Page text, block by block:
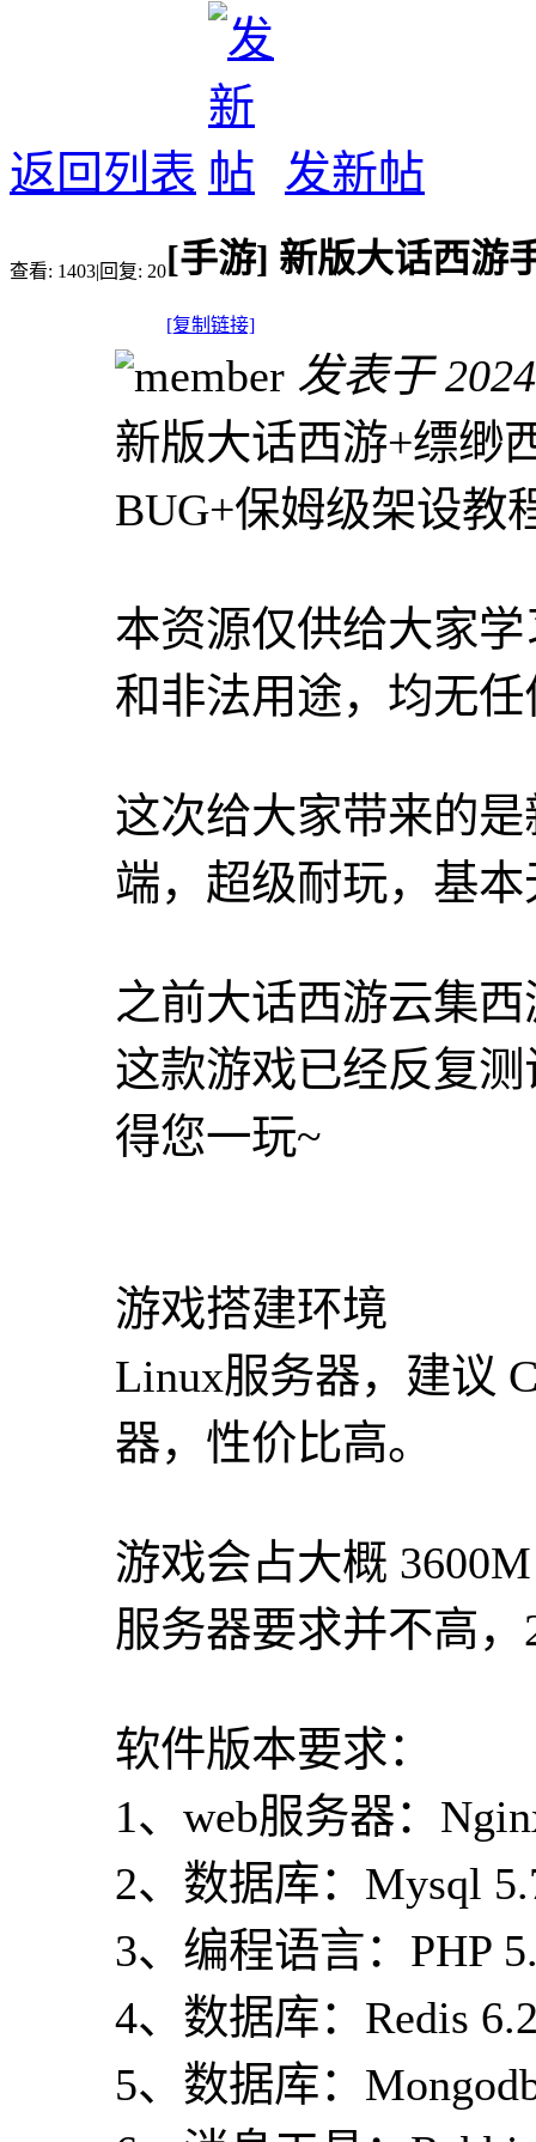
返回列表 发新帖
查看: 1403|回复: 20[手游] 新版大话西游
[复制链接]
发表于
新版大话西游+缥缈
BUG+保姆级架设教
本资源仅供给大家
和非法用途，均无
这次给大家带来的
端，超级耐玩，基
之前大话西游云集
这款游戏已经反复
得您一玩~
游戏搭建环境
Linux服务器，建议
器，性价比高。
游戏会占大概
服务器要求并不高
软件版本要求：
1、web服务器：
2、数据库：Mysql
3、编程语言：PHP
4、数据库：Redis
5、数据库：